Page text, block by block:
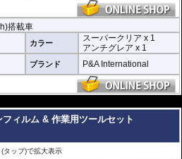
マット仕上げが施され、太
陽光などによる反射を軽減。視認性の低下
を防ぎ、画面を読み取りやすくします。も
ちろん傷に対しても有効です。
取付キット付属 :
取り付けに便利なクリー
粘着シート、気泡の混入を防ぎ、きれいに
なりました。
を痛めることがありません。フィルムを剥
。
搭載車
カラー
スーパークリア x 1
アンチグレア x 1
ブランド P&A International
ィルム & 作業用ツールセット
タップ)で拡大表示